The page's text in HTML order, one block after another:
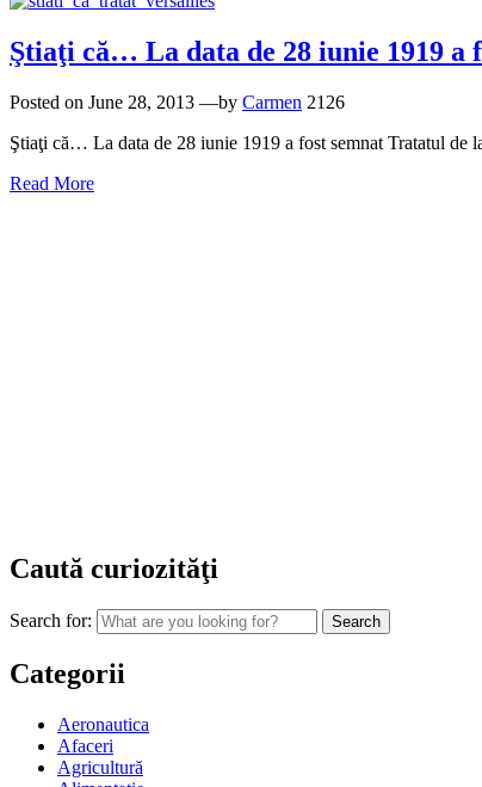
Ştiaţi că… La data de 28 iunie 1919 a
Posted on June 28, 2013 —by Carmen 2126
Ştiaţi că… La data de 28 iunie 1919 a fost semnat Tratatul de
Read More
Caută curiozităţi
Search for:
Categorii
Aeronautica
Afaceri
Agricultură